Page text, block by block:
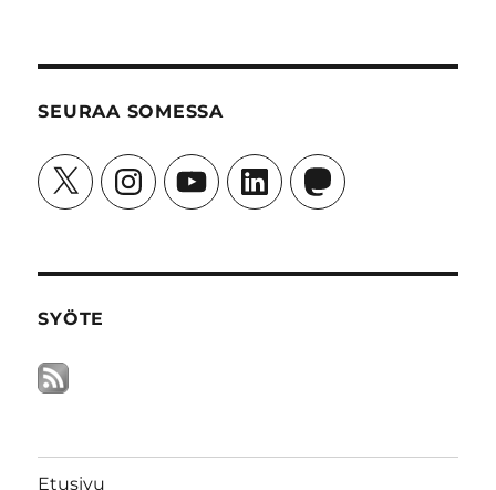
SEURAA SOMESSA
X InstagramYouTubeLinkedInMastodon
SYÖTE
Etusivu